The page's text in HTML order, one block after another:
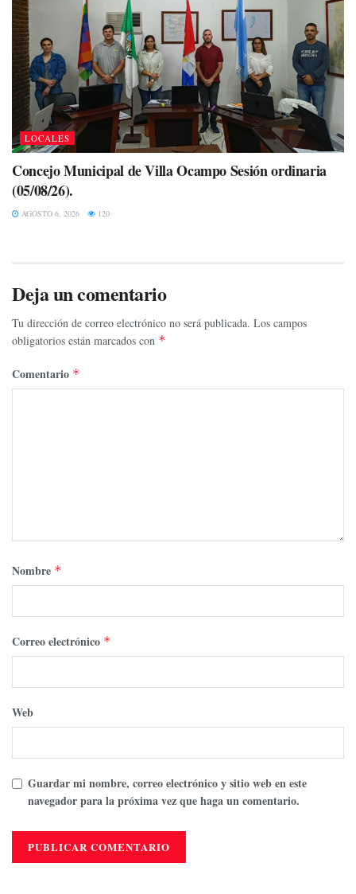
LOCALES
Concejo Municipal de Villa Ocampo Sesión ordinaria
(05/08/26).
AGOSTO 6, 2026 120
Deja un comentario
Tu dirección de correo electrónico no será publicada. Los campos
obligatorios están marcados con *
Comentario *
Nombre *
Correo electrónico *
Web
Guardar mi nombre, correo electrónico y sitio web en este
navegador para la próxima vez que haga un comentario.